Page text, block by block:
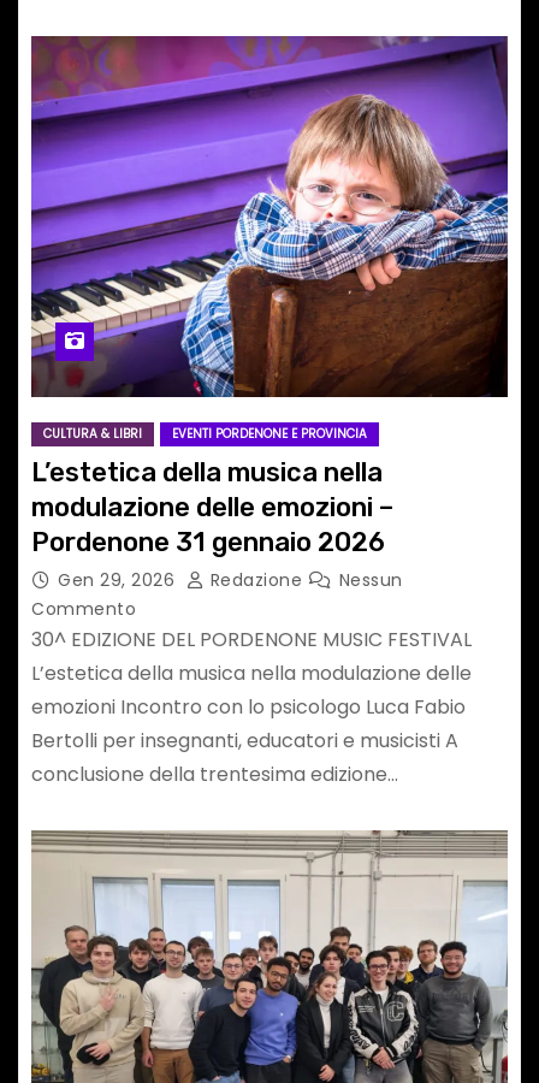
CULTURA & LIBRI EVENTI PORDENONE E PROVINCIA
L’estetica della musica nella
modulazione delle emozioni –
Pordenone 31 gennaio 2026
Gen 29, 2026 Redazione
Nessun
Commento
30^ EDIZIONE DEL PORDENONE MUSIC FESTIVAL
L’estetica della musica nella modulazione delle
emozioni Incontro con lo psicologo Luca Fabio
Bertolli per insegnanti, educatori e musicisti A
conclusione della trentesima edizione…